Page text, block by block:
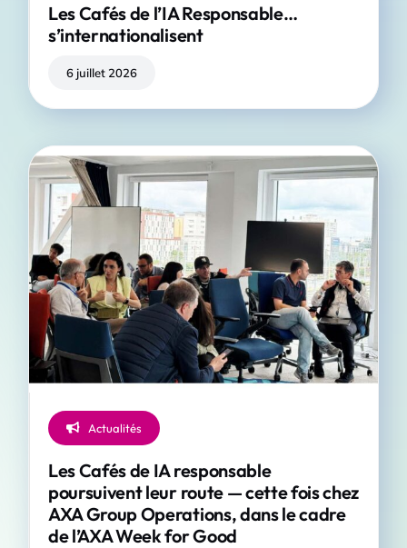
Les Cafés de l’IA Responsable…
s’internationalisent
6 juillet 2026
Actualités
Les Cafés de IA responsable
poursuivent leur route — cette fois chez
AXA Group Operations, dans le cadre
de l’AXA Week for Good